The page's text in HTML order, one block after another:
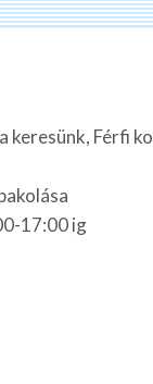
Férfi
17:00 ig